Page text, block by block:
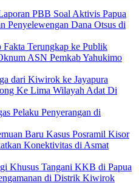
PBB Soal Aktivis Papua
Penyelewengan Dana Otsus di
Terungkap ke Publik
ASN Pemkab Yahukimo
dari Kiwirok ke Jayapura
Ke Lima Wilayah Adat Di
Pelaku Penyerangan di
Baru Kasus Posramil Kisor
Konektivitas di Asmat
Khusus Tangani KKB di Papua
di Distrik Kiwirok